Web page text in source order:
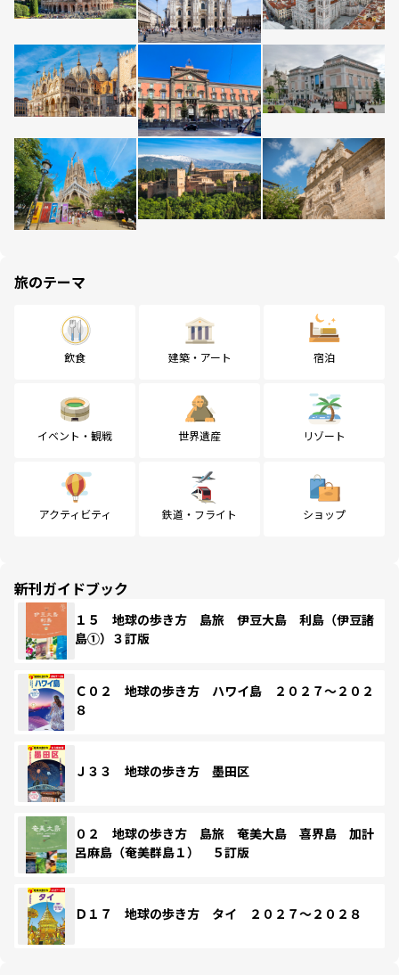
旅のテーマ
飲食 建築・アート 宿泊
イベント・観戦 世界遺産 リゾート
アクティビティ 鉄道・フライト ショップ
新刊ガイドブック
１５ 地球の歩き方 島旅 伊豆大島 利島（伊豆諸
島①）３訂版
Ｃ０２ 地球の歩き方 ハワイ島 ２０２７～２０２
８
Ｊ３３ 地球の歩き方 墨田区
０２ 地球の歩き方 島旅 奄美大島 喜界島 加計
呂麻島（奄美群島１） ５訂版
Ｄ１７ 地球の歩き方 タイ ２０２７～２０２８